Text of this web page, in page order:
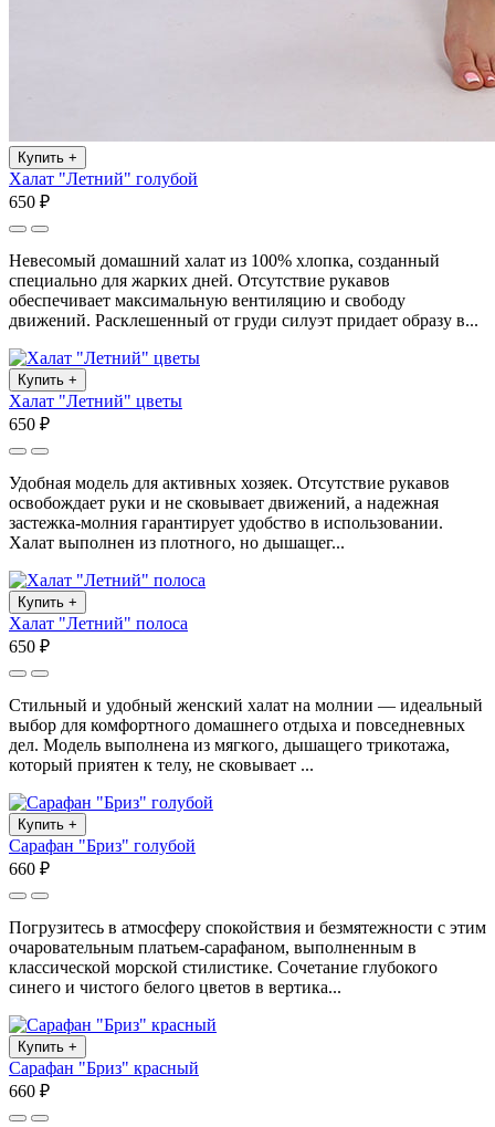
Купить +
Халат "Летний" голубой
650 ₽
Невесомый домашний халат из 100% хлопка, созданный
специально для жарких дней. Отсутствие рукавов
обеспечивает максимальную вентиляцию и свободу
движений. Расклешенный от груди силуэт придает образу в...
Купить +
Халат "Летний" цветы
650 ₽
Удобная модель для активных хозяек. Отсутствие рукавов
освобождает руки и не сковывает движений, а надежная
застежка-молния гарантирует удобство в использовании.
Халат выполнен из плотного, но дышащег...
Купить +
Халат "Летний" полоса
650 ₽
Стильный и удобный женский халат на молнии — идеальный
выбор для комфортного домашнего отдыха и повседневных
дел. Модель выполнена из мягкого, дышащего трикотажа,
который приятен к телу, не сковывает ...
Купить +
Сарафан "Бриз" голубой
660 ₽
Погрузитесь в атмосферу спокойствия и безмятежности с этим
очаровательным платьем-сарафаном, выполненным в
классической морской стилистике. Сочетание глубокого
синего и чистого белого цветов в вертика...
Купить +
Сарафан "Бриз" красный
660 ₽